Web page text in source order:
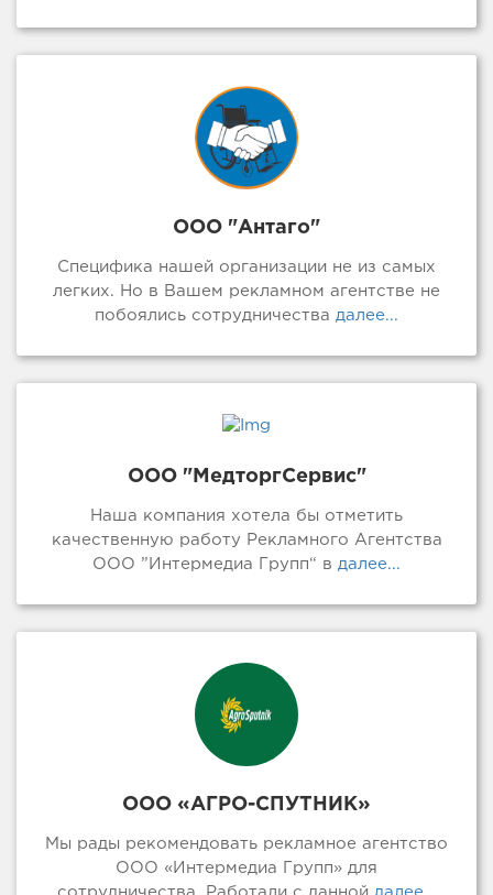
ООО "Антаго"
Специфика нашей организации не из самых
легких. Но в Вашем рекламном агентстве не
побоялись сотрудничества далее...
ООО "МедторгСервис"
Наша компания хотела бы отметить
качественную работу Рекламного Агентства
ООО ”Интермедиа Групп“ в далее...
ООО «АГРО-СПУТНИК»
Мы рады рекомендовать рекламное агентство
ООО «Интермедиа Групп» для